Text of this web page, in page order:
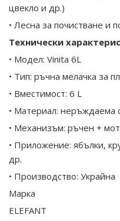
цвекло и др.)
• Лесна за почистване и
Технически
• Модел: Vinita 6L
• Тип: ръчна мелачка за
• Вместимост: 6 L
• Материал: неръждаема
• Механизъм: ръчен +
• Приложение: ябълки,
др.
• Производство: Украйна
Марка
ELEFANT